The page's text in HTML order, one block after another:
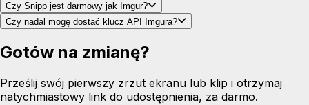
Czy Snipp jest darmowy jak Imgur?
Czy nadal mogę dostać klucz API Imgura?
Gotów na zmianę?
Prześlij swój pierwszy zrzut ekranu lub klip i otrzymaj
natychmiastowy link do udostępnienia, za darmo.